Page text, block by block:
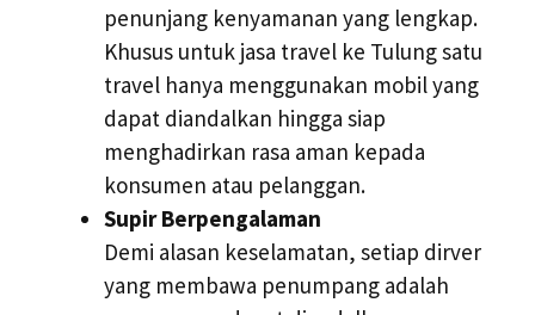
penunjang kenyamanan yang lengkap.
Khusus untuk jasa travel ke Tulung satu
travel hanya menggunakan mobil yang
dapat diandalkan hingga siap
menghadirkan rasa aman kepada
konsumen atau pelanggan.
Supir Berpengalaman
Demi alasan keselamatan, setiap dirver
yang membawa penumpang adalah